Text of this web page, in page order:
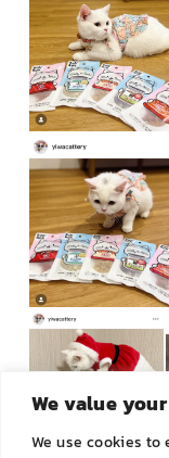
We value
We use cookies to